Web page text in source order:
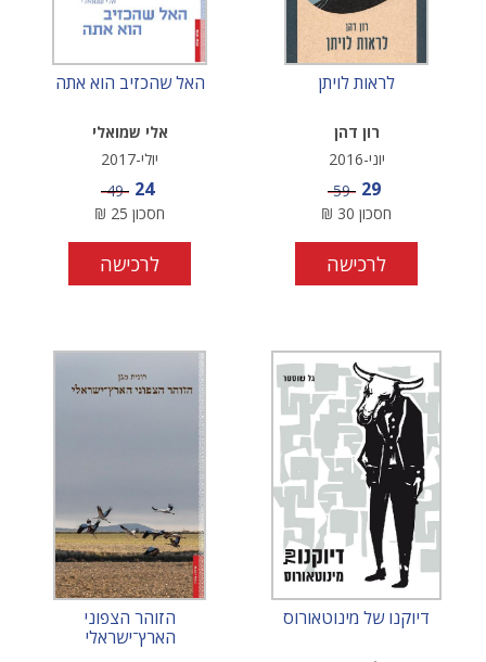
לראות לויתן
רון דהן
יוני-2016
מחיר מבצע
29 מחיר
59
חסכון 30
₪
לרכישה
האל שהכזיב הוא אתה
אלי שמואלי
יולי-2017
מחיר מבצע
24 מחיר
49
חסכון 25
₪
לרכישה
דיוקנו של מינוטאורוס
הזוהר הצפוני
הארץ־ישראלי